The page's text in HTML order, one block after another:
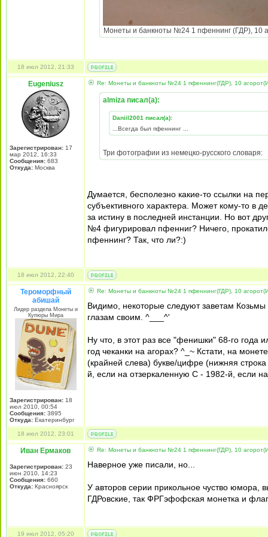
Монеты и банкноты №24 1 пфеннинг (ГДР), 10
18 июл 2012, 21:33
Eugeniusz
Зарегистрирован: 17
мар 2012, 16:33
Сообщения: 683
Откуда: Москва
Re: Монеты и банкноты №24 1 пфеннинг(ГДР), 10
almiza писал(а):
Daniil2001 писал(а):
...Всегда был пфеннинг ...
Три фотографии из немецко-русского словаря:
Думается, бесполезно какие-то ссылки на
субъективного характера. Может кому-то в
за истину в последней инстанции. Но вот
№4 фигурировал пфенниг? Ничего,
пфеннинг? Так, что ли?:)
18 июл 2012, 22:40
Тероморфный
абишай
Лидер раздела Монеты и
Купюры Мира
Зарегистрирован: 18
июл 2010, 00:54
Сообщения: 3895
Откуда: Екатеринбург
Re: Монеты и банкноты №24 1 пфеннинг(ГДР), 10
Видимо, некоторые следуют заветам
глазам своим. ^___^'
Ну что, в этот раз все "фенишки" 68-го года
год чеканки на агорах? ^_~ Кстати, на
(крайней слева) букве/цифре (нижняя
й, если на отзеркаленную С - 1982-й, если
18 июл 2012, 23:01
Иван Ермаков
Зарегистрирован: 23
июн 2010, 14:23
Сообщения: 660
Откуда: Красноярск
Re: Монеты и банкноты №24 1 пфеннинг(ГДР), 10
Наверное уже писали, но...
У авторов серии прикольное чуство юмора,
ГДРовские, так ФРГэфофская монетка и
19 июл 2012, 05:20